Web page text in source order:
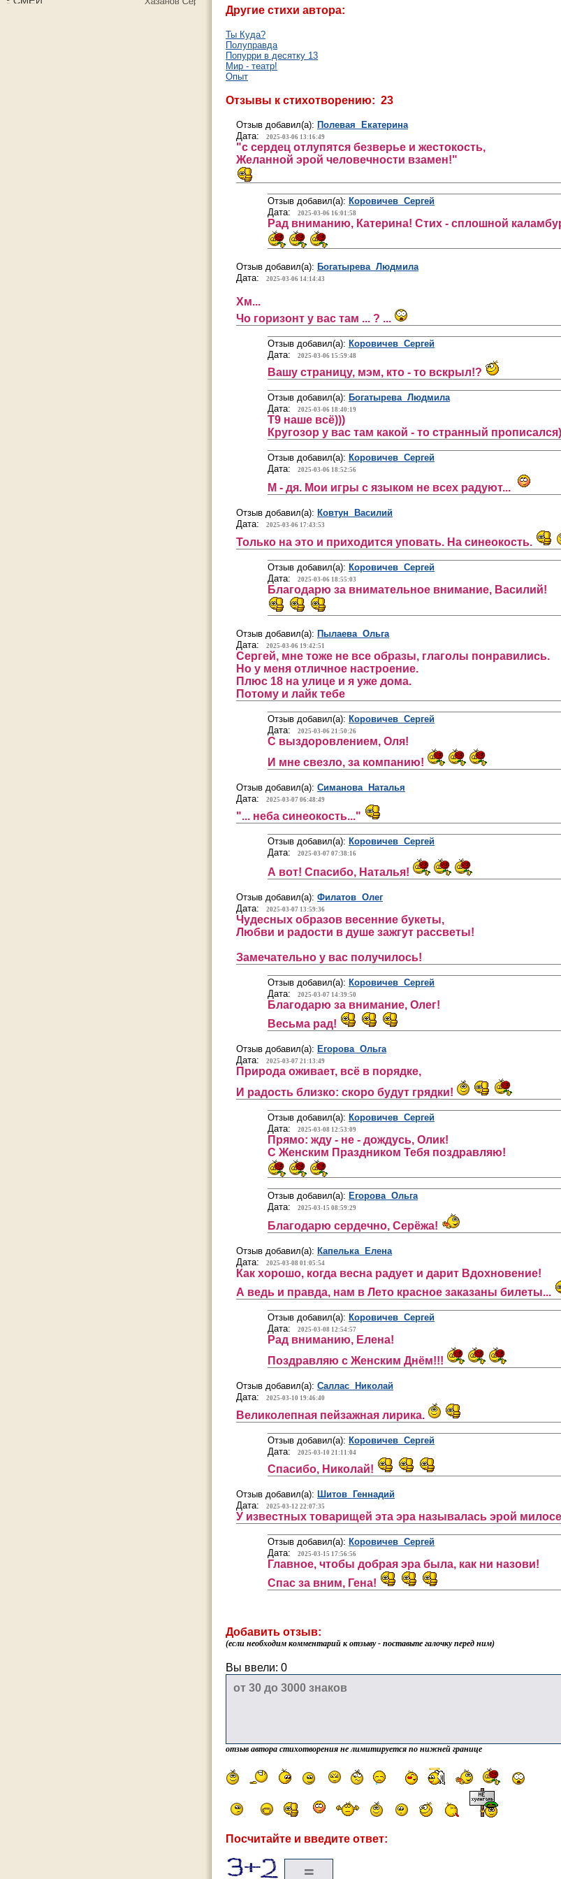
Другие стихи автора:
Ты Куда?
Полуправда
Попурри в десятку 13
Мир - театр!
Опыт
Отзывы к стихотворению: 23
Отзыв добавил(а): Полевая Екатерина
Дата:
2025-03-06 13:16:49
"с сердец отлупятся безверье и жестокость,
Желанной эрой человечности взамен!"
Отзыв добавил(а): Коровичев Сергей
Дата:
2025-03-06 16:01:58
Рад вниманию, Катерина! Стих - сплошной
Отзыв добавил(а): Богатырева Людмила
Дата:
2025-03-06 14:14:43
Хм...
Чо горизонт у вас там ... ? ...
Отзыв добавил(а): Коровичев Сергей
Дата:
2025-03-06 15:59:48
Вашу страницу, мэм, кто - то вскрыл!?
Отзыв добавил(а): Богатырева Людмила
Дата:
2025-03-06 18:40:19
Т9 наше всё)))
Кругозор у вас там какой - то странный
Отзыв добавил(а): Коровичев Сергей
Дата:
2025-03-06 18:52:56
М - дя. Мои игры с языком не всех радуют...
Отзыв добавил(а): Ковтун Василий
Дата:
2025-03-06 17:43:53
Только на это и приходится уповать. На синеокость.
Отзыв добавил(а): Коровичев Сергей
Дата:
2025-03-06 18:55:03
Благодарю за внимательное внимание, Василий!
Отзыв добавил(а): Пылаева Ольга
Дата:
2025-03-06 19:42:51
Сергей, мне тоже не все образы, глаголы понравились.
Но у меня отличное настроение.
Плюс 18 на улице и я уже дома.
Потому и лайк тебе
Отзыв добавил(а): Коровичев Сергей
Дата:
2025-03-06 21:50:26
С выздоровлением, Оля!
И мне свезло, за компанию!
Отзыв добавил(а): Симанова Наталья
Дата:
2025-03-07 06:48:49
"... неба синеокость..."
Отзыв добавил(а): Коровичев Сергей
Дата:
2025-03-07 07:38:16
А вот! Спасибо, Наталья!
Отзыв добавил(а): Филатов Олег
Дата:
2025-03-07 13:59:36
Чудесных образов весенние букеты,
Любви и радости в душе зажгут рассветы!
Замечательно у вас получилось!
Отзыв добавил(а): Коровичев Сергей
Дата:
2025-03-07 14:39:50
Благодарю за внимание, Олег!
Весьма рад!
Отзыв добавил(а): Егорова Ольга
Дата:
2025-03-07 21:13:49
Природа оживает, всё в порядке,
И радость близко: скоро будут грядки!
Отзыв добавил(а): Коровичев Сергей
Дата:
2025-03-08 12:53:09
Прямо: жду - не - дождусь, Олик!
С Женским Праздником Тебя поздравляю!
Отзыв добавил(а): Егорова Ольга
Дата:
2025-03-15 08:59:29
Благодарю сердечно, Серёжа!
Отзыв добавил(а): Капелька Елена
Дата:
2025-03-08 01:05:54
Как хорошо, когда весна радует и дарит Вдохновение!
А ведь и правда, нам в Лето красное заказаны билеты...
Отзыв добавил(а): Коровичев Сергей
Дата:
2025-03-08 12:54:57
Рад вниманию, Елена!
Поздравляю с Женским Днём!!!
Отзыв добавил(а): Саллас Николай
Дата:
2025-03-10 19:46:40
Великолепная пейзажная лирика.
Отзыв добавил(а): Коровичев Сергей
Дата:
2025-03-10 21:11:04
Спасибо, Николай!
Отзыв добавил(а): Шитов Геннадий
Дата:
2025-03-12 22:07:35
У известных товарищей эта эра называлась эрой
Отзыв добавил(а): Коровичев Сергей
Дата:
2025-03-15 17:56:56
Главное, чтобы добрая эра была, как ни назови!
Спас за вним, Гена!
Добавить отзыв:
(если необходим комментарий к отзыву - поставьте галочку перед ним)
Вы ввели: 0
отзыв автора стихотворения не лимитируется по нижней границе
Посчитайте и введите ответ: